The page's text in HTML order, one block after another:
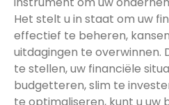
Het stelt u in staat om uw
effectief te beheren,
uitdagingen te overwinnen.
te stellen, uw financiële
budgetteren, slim te
te optimaliseren, kunt u uw